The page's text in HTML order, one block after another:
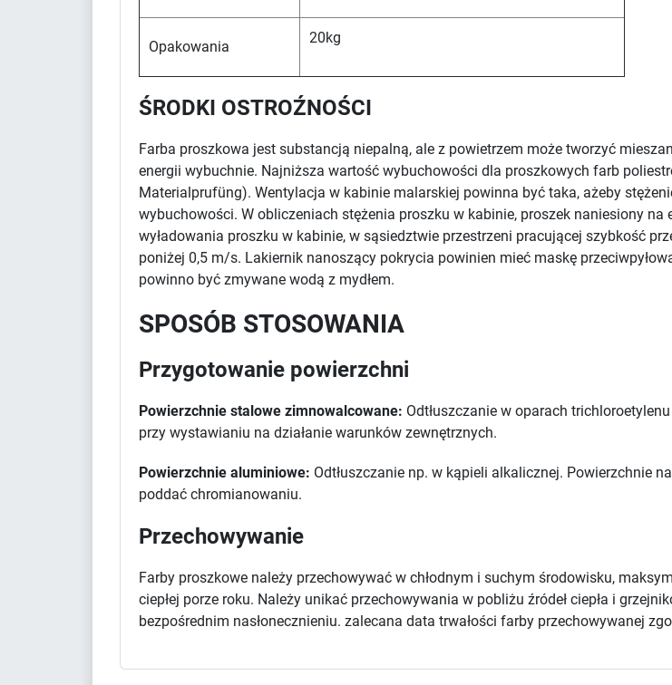
Opakowania
20kg
ŚRODKI OSTROŹNOŚCI
Farba proszkowa jest substancją niepalną, ale z powietrzem może tworzyć
energii wybuchnie. Najniższa wartość wybuchowości dla proszkowych farb
Materialprufüng). Wentylacja w kabinie malarskiej powinna być taka, ażeby
wybuchowości. W obliczeniach stężenia proszku w kabinie, proszek naniesiony
wyładowania proszku w kabinie, w sąsiedztwie przestrzeni pracującej szybkość
poniżej 0,5 m/s. Lakiernik nanoszący pokrycia powinien mieć maskę
powinno być zmywane wodą z mydłem.
SPOSÓB STOSOWANIA
Przygotowanie powierzchni
Powierzchnie stalowe zimnowalcowane: Odtłuszczanie w oparach
przy wystawianiu na działanie warunków zewnętrznych.
Powierzchnie aluminiowe: Odtłuszczanie np. w kąpieli alkalicznej. Powierzchnie
poddać chromianowaniu.
Przechowywanie
Farby proszkowe należy przechowywać w chłodnym i suchym środowisku,
ciepłej porze roku. Należy unikać przechowywania w pobliżu źródeł ciepła i
bezpośrednim nasłonecznieniu. zalecana data trwałości farby przechowywanej